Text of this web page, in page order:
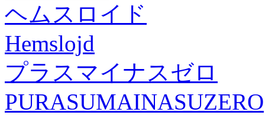
ヘムスロイド
Hemslojd
プラスマイナスゼロ
PURASUMAINASUZERO